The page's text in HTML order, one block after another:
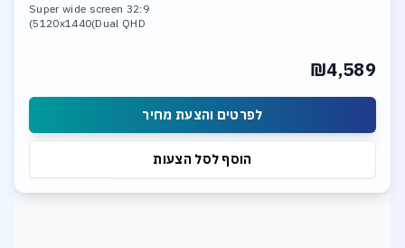
32:9 Super wide screen
5120x1440(Dual QHD)
Brightness: 450cd/m
₪4,589
לפרטים והצעת מחיר
הוסף לסל הצעות